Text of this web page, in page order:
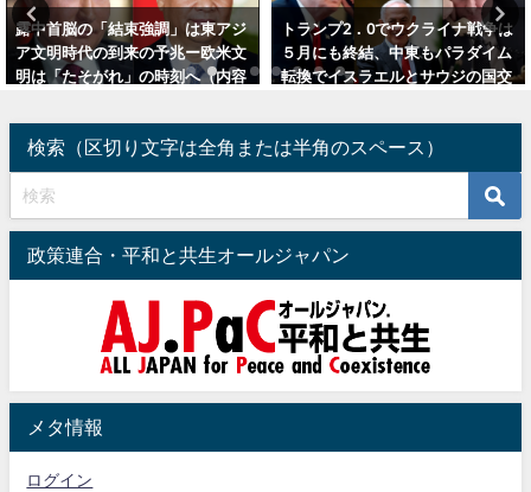
露中首脳の「結束強調」は東アジ
ア文明時代の到来の予兆ー欧米文
明は「たそがれ」の時刻へ（内容
トランプ2．0でウクライナ戦争は
５月にも終結、中東もパラダイム
転換でイスラエルとサウジの国交
検索（区切り文字は全角または半角のスペース）
政策連合・平和と共生オールジャパン
メタ情報
ログイン